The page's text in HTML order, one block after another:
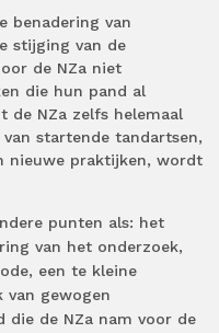
benadering van
stijging van de
de NZa niet
die hun pand al
de NZa zelfs helemaal
startende tandartsen,
nieuwe praktijken, wordt
punten als: het
van het onderzoek,
een te kleine
van gewogen
die de NZa nam voor de